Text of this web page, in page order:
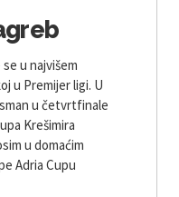
u najvišem
u Premijer ligi. U
u četvrtfinale
Krešimira
u domaćim
Adria Cupu